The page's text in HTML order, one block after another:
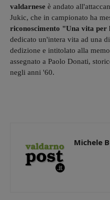
valdarnese è andato
Jukic, che in campionato ha
riconoscimento "Una vita per
dedicato un'intera vita ad una
dedizione e intitolato alla
assegnato a Paolo Donati,
negli anni '60.
Michele